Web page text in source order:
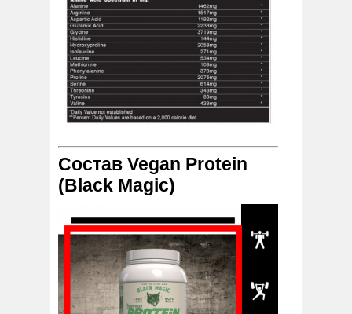
Состав Vegan Protein
(Black Magic)